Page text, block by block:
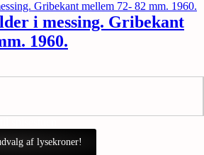
i messing. Gribekant
1960.
af lysekroner!